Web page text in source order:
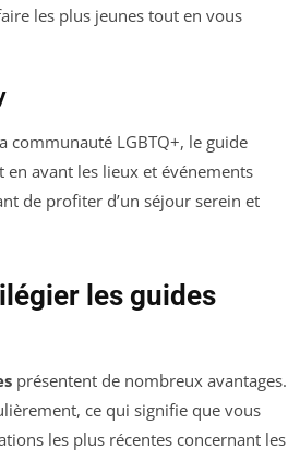
les plus jeunes tout en vous
communauté LGBTQ+, le guide
en avant les lieux et événements
de profiter d’un séjour serein et
les guides
présentent de nombreux avantages.
ce qui signifie que vous
les plus récentes concernant les